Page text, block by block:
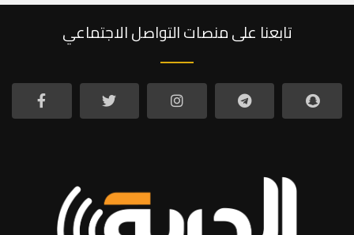
تابعنا على منصات التواصل الاجتماعي